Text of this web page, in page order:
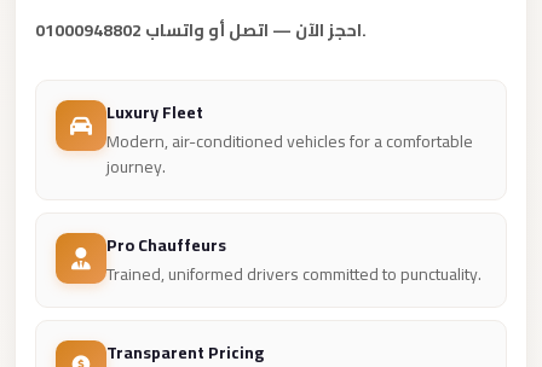
احجز الآن — اتصل أو واتساب 01000948802.
Luxury Fleet
Modern, air-conditioned vehicles for a comfortable
journey.
Pro Chauffeurs
Trained, uniformed drivers committed to punctuality.
Transparent Pricing
Limousine
Mercedes
Mercedes
Rental
Driver